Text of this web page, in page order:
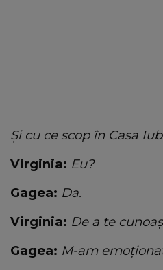
Și cu ce scop în Casa
Virginia: Eu?
Gagea: Da.
Virginia: De a te
Gagea: M-am